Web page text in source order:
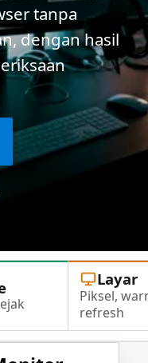
tanpa
dengan hasil
Layar
Piksel,
refresh